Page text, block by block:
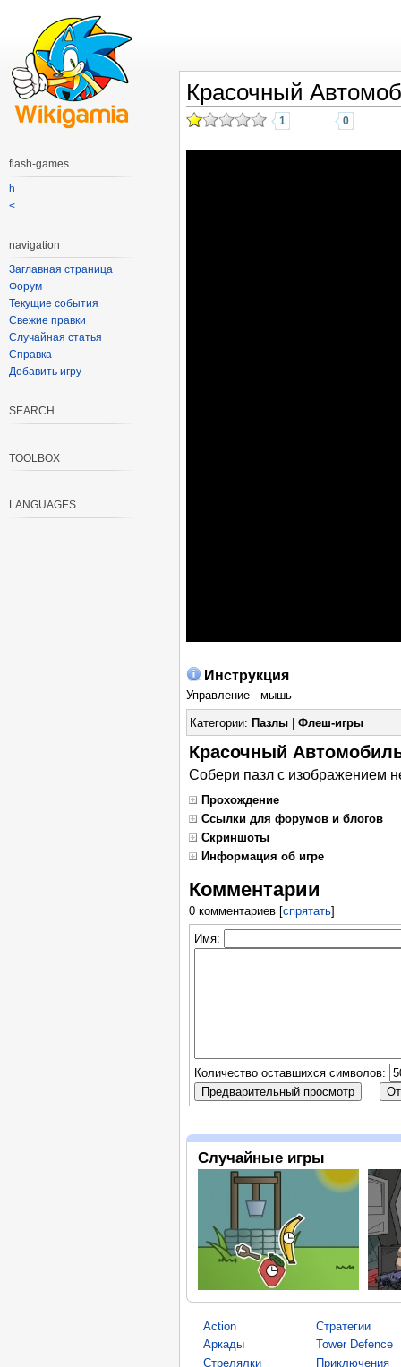
Красочный
1 0
Инструкция
Управление - мышь
Категории: Пазлы| Флеш-игры
Красочный
Собери пазл с изображением
Прохождение
Ссылки для форумов и блогов
Скриншоты
Информация об игре
Комментарии
0 комментариев[спрятать]
Имя:
Количество оставшихся символов:
Случайные игры
Action
Аркады
Стрелялки
Стратегии
Tower Defence
Приключения
flash-games
h
<
navigation
Заглавная страница
Форум
Текущие события
Свежие правки
Случайная статья
Справка
Добавить игру
SEARCH
TOOLBOX
LANGUAGES